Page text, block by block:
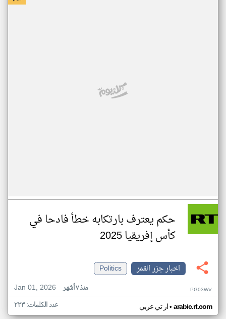
حكم يعترف بارتكابه خطأ فادحا في
كأس إفريقيا 2025
اخبار جزر القمر
Politics
Jan 01, 2026
منذ ٧ أشهر PG03WV
ار تي عربي• arabic.rt.com عدد الكلمات: ٢٢٣